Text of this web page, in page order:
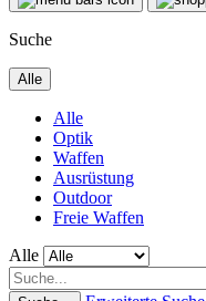
Suche
Alle
Alle
Optik
Waffen
Ausrüstung
Outdoor
Freie Waffen
Alle